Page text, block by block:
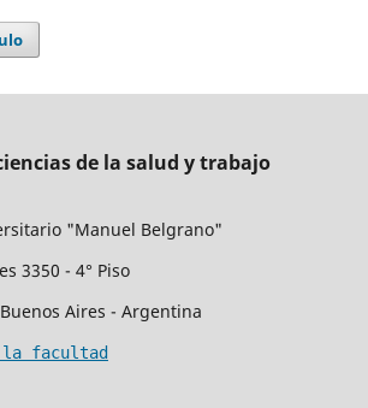
de la salud y trabajo
"Manuel Belgrano"
3350 - 4° Piso
Aires - Argentina
facultad